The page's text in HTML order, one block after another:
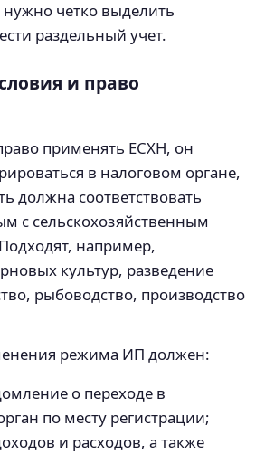
нужно четко выделить
раздельный учет.
и право
применять ЕСХН, он
в налоговом органе,
должна соответствовать
с сельскохозяйственным
например,
культур, разведение
рыбоводство, производство
режима ИП должен:
о переходе в
по месту регистрации;
и расходов, а также